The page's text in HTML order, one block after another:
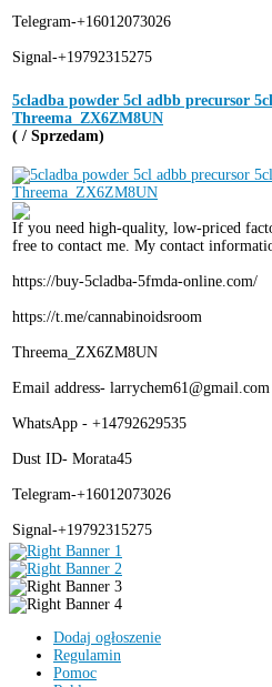
Telegram-+16012073026
Signal-+19792315275
5cladba powder 5cl adbb precursor
Threema_ZX6ZM8UN
( / Sprzedam)
If you need high-quality, low-priced
free to contact me. My contact
https://buy-5cladba-5fmda-online.com/
https://t.me/cannabinoidsroom
Threema_ZX6ZM8UN
Email address- larrychem61@gmail.com
WhatsApp - +14792629535
Dust ID- Morata45
Telegram-+16012073026
Signal-+19792315275
Dodaj ogłoszenie
Regulamin
Pomoc